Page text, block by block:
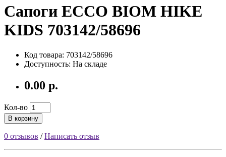
Сапоги ECCO BIOM HIKE
KIDS 703142/58696
Код товара: 703142/58696
Доступность: На складе
0.00 р.
Кол-во
В корзину
0 отзывов /Написать отзыв